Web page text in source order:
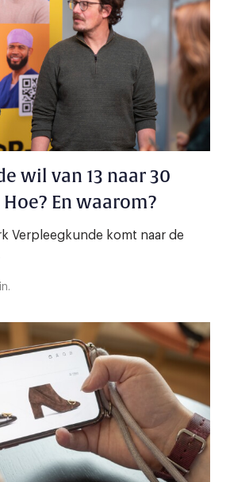
wil van 13 naar 30
En waarom?
Verpleegkunde komt naar de